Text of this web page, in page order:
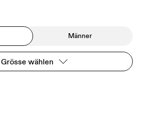
Männer
Grösse wählen